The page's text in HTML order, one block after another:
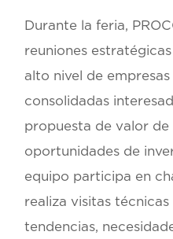
Durante la feria,
reuniones
alto nivel de
consolidadas
propuesta de valor
oportunidades de
equipo participa en
realiza visitas
tendencias,